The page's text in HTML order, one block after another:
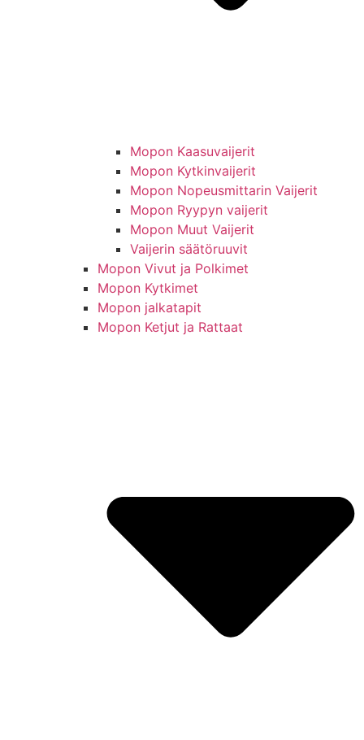
Mopon Kaasuvaijerit
Mopon Kytkinvaijerit
Mopon Nopeusmittarin Vaijerit
Mopon Ryypyn vaijerit
Mopon Muut Vaijerit
Vaijerin säätöruuvit
Mopon Vivut ja Polkimet
Mopon Kytkimet
Mopon jalkatapit
Mopon Ketjut ja Rattaat